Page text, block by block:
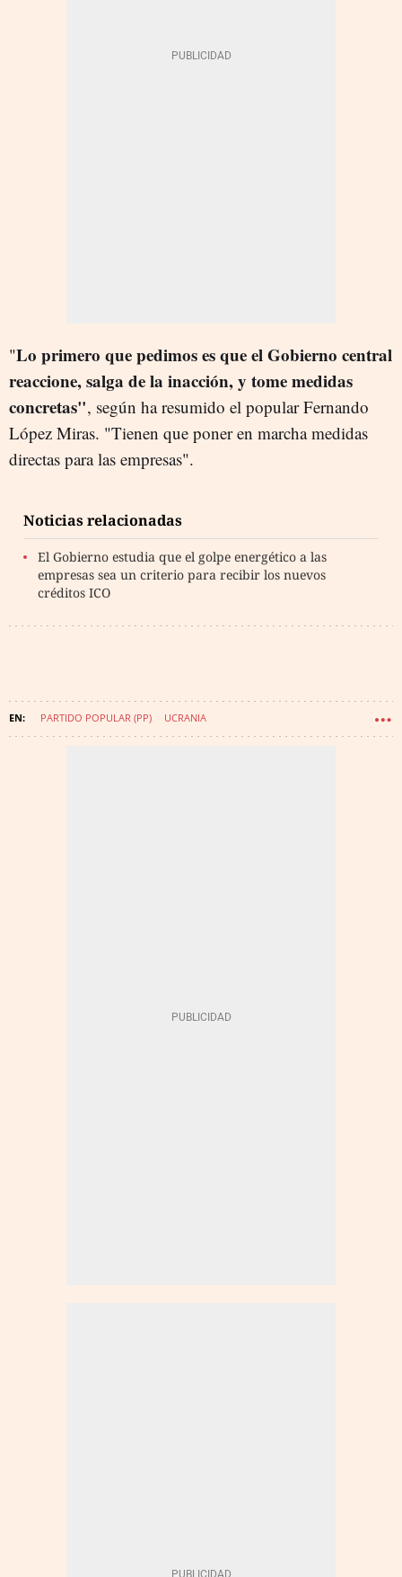
"Lo primero que pedimos es que el Gobierno central
reaccione, salga de la inacción, y tome medidas
concretas", según ha resumido el popular Fernando
López Miras. "Tienen que poner en marcha medidas
directas para las empresas".
Noticias relacionadas
El Gobierno estudia que el golpe energético a las
empresas sea un criterio para recibir los nuevos
créditos ICO
PARTIDO POPULAR (PP) UCRANIA